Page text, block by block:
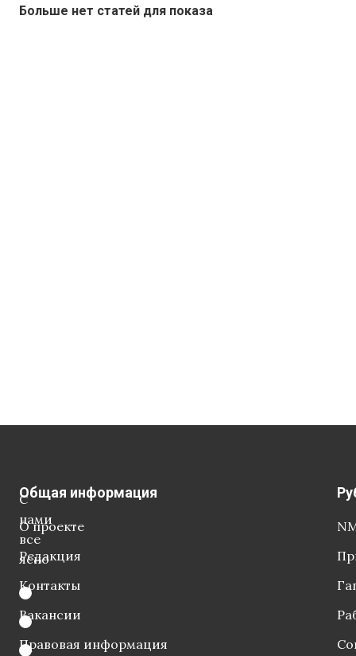
Больше нет статей для показа
С
нами
все
ясно
Общая информация
О проекте
Редакция
Контакты
Вакансии
Правовая информация